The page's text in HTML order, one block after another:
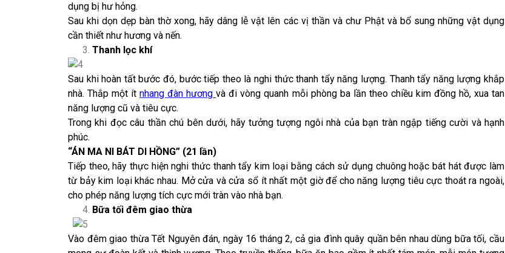
dụng bị hư hỏng.
Sau khi dọn dẹp bàn thờ xong, hãy dâng lễ vật lên các vị thần và chư Phật và bổ sung những vật dụng
cần thiết như hương và nến.
Thanh lọc khí
Sau khi hoàn tất bước đó, bước tiếp theo là nghi thức thanh tẩy năng lượng. Thanh tẩy năng lượng khắp
nhà. Thắp một ítnhang đàn hương và đi vòng quanh mỗi phòng ba lần theo chiều kim đồng hồ, xua tan
năng lượng cũ và tiêu cực.
Trong khi đọc câu thần chú bên dưới, hãy tưởng tượng ngôi nhà của bạn tràn ngập tiếng cười và hạnh
phúc.
“ÁN MA NI BÁT DI HỒNG” (21 lần)
Tiếp theo, hãy thực hiện nghi thức thanh tẩy kim loại bằng cách sử dụng chuông hoặc bát hát được làm
từ bảy kim loại khác nhau. Mở cửa và cửa sổ ít nhất một giờ để cho năng lượng tiêu cực thoát ra ngoài,
cho phép năng lượng tích cực mới tràn vào nhà bạn.
Bữa tối đêm giao thừa
Vào đêm giao thừa Tết Nguyên đán, ngày 16 tháng 2, cả gia đình quây quần bên nhau dùng bữa tối, cầu